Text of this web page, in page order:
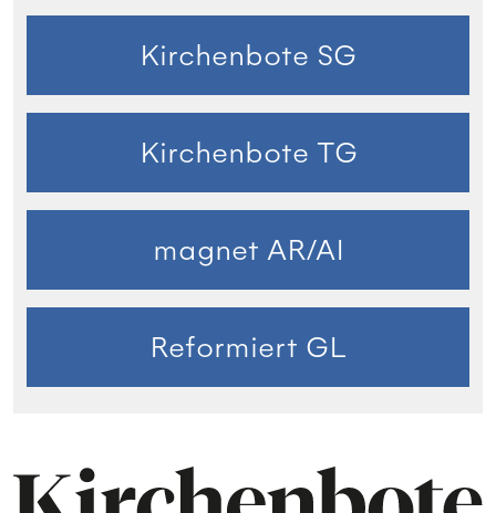
Kirchenbote SG
Kirchenbote TG
magnet AR/AI
Reformiert GL